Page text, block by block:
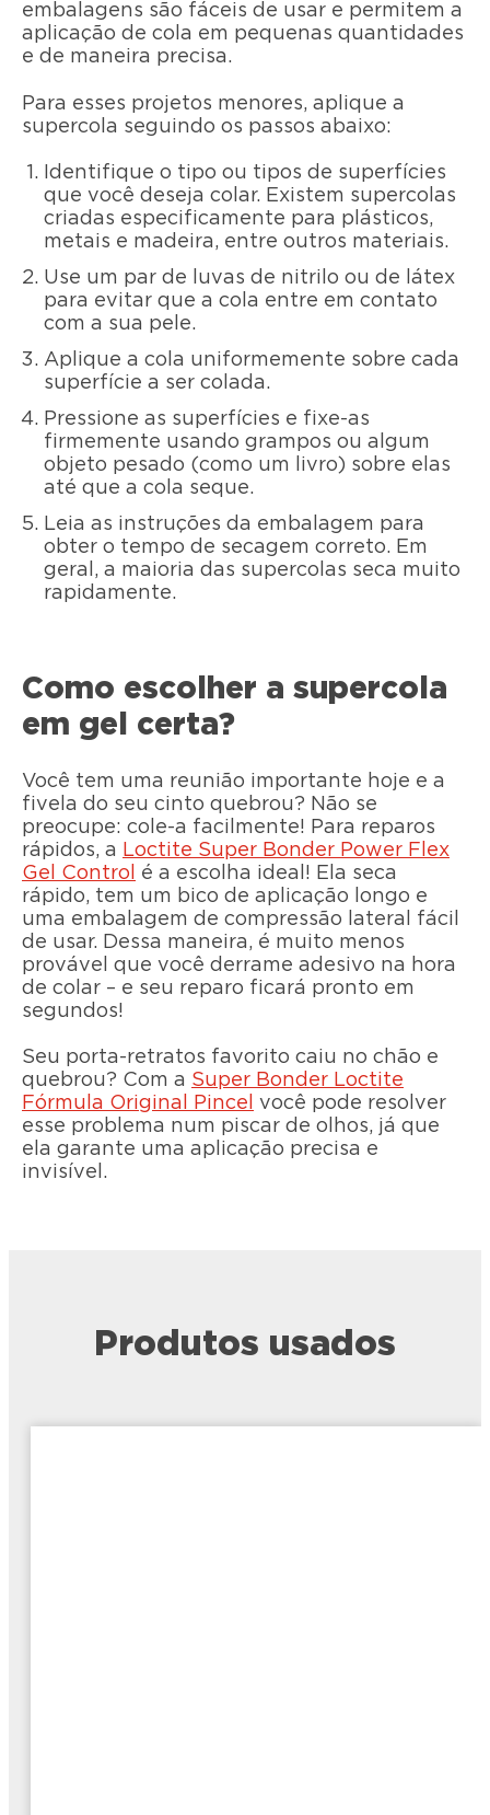
embalagens são fáceis de usar e permitem a
aplicação de cola em pequenas quantidades
e de maneira precisa.
Para esses projetos menores, aplique a
supercola seguindo os passos abaixo:
Identifique o tipo ou tipos de superfícies
que você deseja colar. Existem supercolas
criadas especificamente para plásticos,
metais e madeira, entre outros materiais.
Use um par de luvas de nitrilo ou de látex
para evitar que a cola entre em contato
com a sua pele.
Aplique a cola uniformemente sobre cada
superfície a ser colada.
Pressione as superfícies e fixe-as
firmemente usando grampos ou algum
objeto pesado (como um livro) sobre elas
até que a cola seque.
Leia as instruções da embalagem para
obter o tempo de secagem correto. Em
geral, a maioria das supercolas seca muito
rapidamente.
Como escolher a supercola
em gel certa?
Você tem uma reunião importante hoje e a
fivela do seu cinto quebrou? Não se
preocupe: cole-a facilmente! Para reparos
rápidos, a Loctite Super Bonder Power Flex
Gel Control
é a escolha ideal! Ela seca
rápido, tem um bico de aplicação longo e
uma embalagem de compressão lateral fácil
de usar. Dessa maneira, é muito menos
provável que você derrame adesivo na hora
de colar – e seu reparo ficará pronto em
segundos!
Seu porta-retratos favorito caiu no chão e
quebrou? Com a Super Bonder Loctite
Fórmula Original Pincel
você pode resolver
esse problema num piscar de olhos, já que
ela garante uma aplicação precisa e
invisível.
Produtos usados